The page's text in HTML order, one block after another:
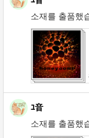
소재를 출품했
ﾕ音
소재를 출품했